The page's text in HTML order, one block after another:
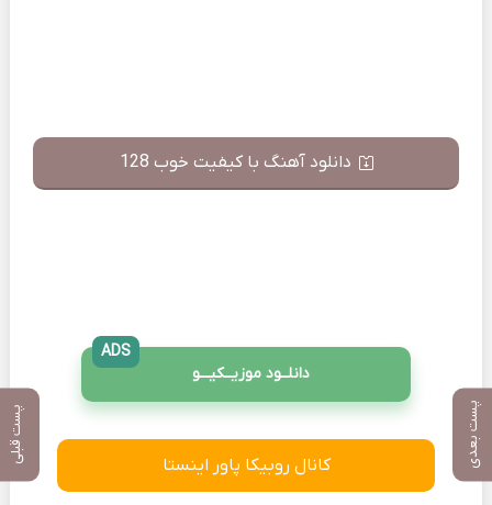
پست بعدی پست قبلی
دانلود آهنگ با کیفیت خوب 128
دانلــود موزیــکیـــو
ADS
کانال روبیکا پاور اینستا